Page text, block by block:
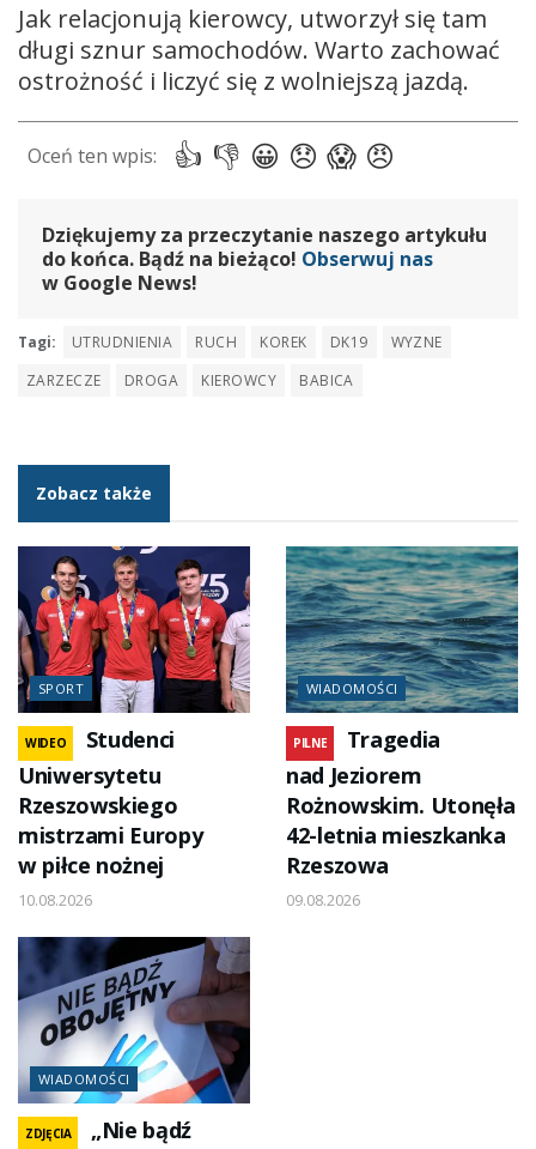
Jak relacjonują kierowcy, utworzył się tam
długi sznur samochodów. Warto zachować
ostrożność i liczyć się z wolniejszą jazdą.
Dziękujemy za przeczytanie naszego artykułu
do końca. Bądź na bieżąco! Obserwuj nas
w Google News!
Tagi: UTRUDNIENIA RUCH KOREK DK19
WYZNE
ZARZECZE
DROGA KIEROWCY BABICA
Zobacz także
SPORT
WIDEO
Studenci
Uniwersytetu
Rzeszowskiego
mistrzami Europy
w piłce nożnej
10.08.2026
WIADOMOŚCI
PILNE
Tragedia
nad Jeziorem
Rożnowskim. Utonęła
42-letnia mieszkanka
Rzeszowa
09.08.2026
WIADOMOŚCI
ZDJĘCIA
„Nie bądź